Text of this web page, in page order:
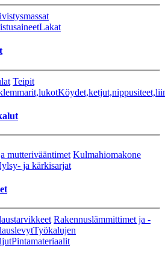
Lakat
Teipit
mutterivääntimet Kulmahiomakone
ja kärkisarjat
Rakennuslämmittimet ja -
Työkalujen
Pintamateriaalit